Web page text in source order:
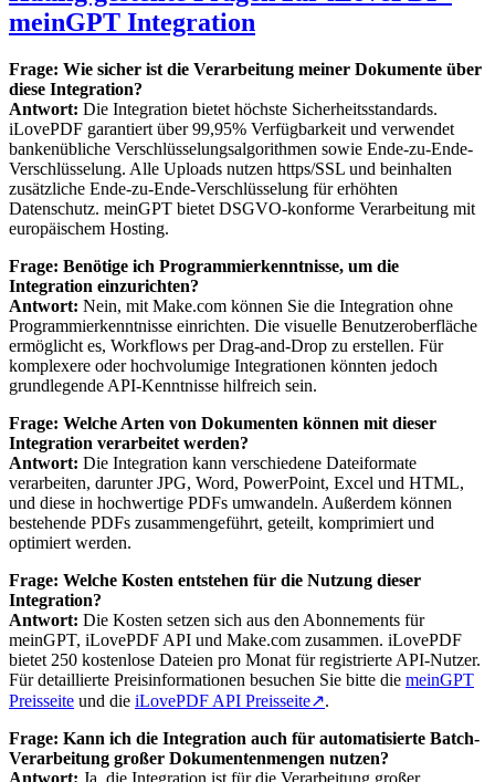
meinGPT Integration
Frage: Wie sicher ist die Verarbeitung meiner Dokumente über
diese Integration?
Antwort: Die Integration bietet höchste Sicherheitsstandards.
iLovePDF garantiert über 99,95% Verfügbarkeit und verwendet
bankenübliche Verschlüsselungsalgorithmen sowie Ende-zu-Ende-
Verschlüsselung. Alle Uploads nutzen https/SSL und beinhalten
zusätzliche Ende-zu-Ende-Verschlüsselung für erhöhten
Datenschutz. meinGPT bietet DSGVO-konforme Verarbeitung mit
europäischem Hosting.
Frage: Benötige ich Programmierkenntnisse, um die
Integration einzurichten?
Antwort: Nein, mit Make.com können Sie die Integration ohne
Programmierkenntnisse einrichten. Die visuelle Benutzeroberfläche
ermöglicht es, Workflows per Drag-and-Drop zu erstellen. Für
komplexere oder hochvolumige Integrationen könnten jedoch
grundlegende API-Kenntnisse hilfreich sein.
Frage: Welche Arten von Dokumenten können mit dieser
Integration verarbeitet werden?
Antwort: Die Integration kann verschiedene Dateiformate
verarbeiten, darunter JPG, Word, PowerPoint, Excel und HTML,
und diese in hochwertige PDFs umwandeln. Außerdem können
bestehende PDFs zusammengeführt, geteilt, komprimiert und
optimiert werden.
Frage: Welche Kosten entstehen für die Nutzung dieser
Integration?
Antwort: Die Kosten setzen sich aus den Abonnements für
meinGPT, iLovePDF API und Make.com zusammen. iLovePDF
bietet 250 kostenlose Dateien pro Monat für registrierte API-Nutzer.
Für detaillierte Preisinformationen besuchen Sie bitte die meinGPT
Preisseite und die iLovePDF API Preisseite↗.
Frage: Kann ich die Integration auch für automatisierte Batch-
Verarbeitung großer Dokumentenmengen nutzen?
Antwort: Ja, die Integration ist für die Verarbeitung großer